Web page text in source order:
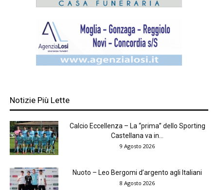
Notizie Più Lette
Calcio Eccellenza – La “prima” dello Sporting
Castellana va in...
9 Agosto 2026
Nuoto – Leo Bergomi d’argento agli Italiani
8 Agosto 2026